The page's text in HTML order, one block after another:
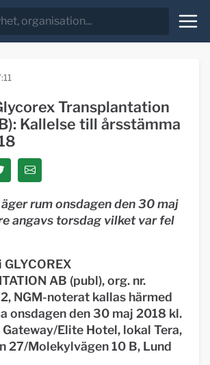
Transplantation
Kallelse till årsstämma
rum onsdagen den 30 maj
angavs torsdag vilket var fel
AB (publ), org. nr.
NGM-noterat kallas härmed
onsdagen den 30 maj 2018 kl.
Elite Hotel, lokal Tera,
27/Molekylvägen 10 B, Lund